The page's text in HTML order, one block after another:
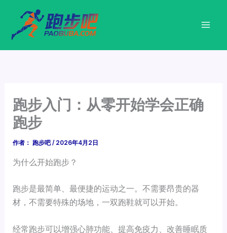
跑步入门：从零开始学会正确
跑步
作者： 跑步吧/ 2026年4月2日
为什么开始跑步？
跑步是最简单、最便捷的运动之一。不需要昂贵的器
材，不需要特殊的场地，一双跑鞋就可以开始。
经常跑步可以增强心肺功能、提高免疫力、改善睡眠质